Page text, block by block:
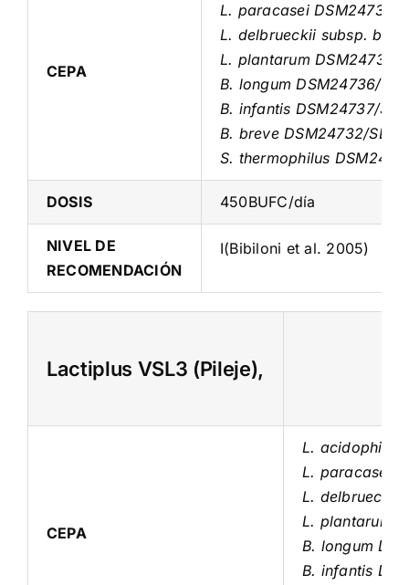
CEPA
L. paracasei DSM24733/
L. delbrueckii subsp.
L. plantarum DSM24730/
B. longum DSM24736/
B. infantis DSM24737/
B. breve DSM24732/
S. thermophilus
DOSIS 450BUFC/día
NIVEL DE
RECOMENDACIÓN
I(Bibiloni et al. 2005)
Lactiplus VSL3 (Pileje),
CEPA
L. acidophilus
L. paracasei
L. delbrueckii
L. plantarum
B. longum
B. infantis